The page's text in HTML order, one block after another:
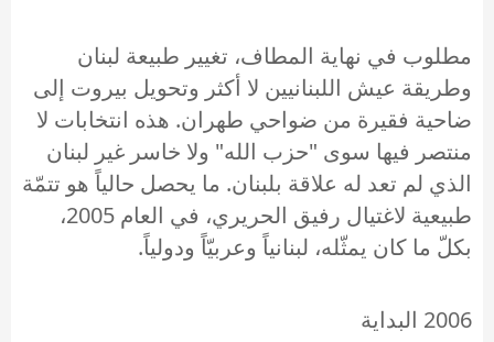
مطلوب في نهاية المطاف، تغيير طبيعة لبنان
وطريقة عيش اللبنانيين لا أكثر وتحويل بيروت إلى
ضاحية فقيرة من ضواحي طهران. هذه انتخابات لا
منتصر فيها سوى "حزب الله" ولا خاسر غير لبنان
الذي لم تعد له علاقة بلبنان. ما يحصل حالياً هو تتمّة
طبيعية لاغتيال رفيق الحريري، في العام 2005،
بكلّ ما كان يمثّله، لبنانياً وعربيّاً ودولياً.
2006 البداية